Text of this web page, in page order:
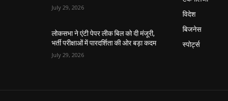
July 29, 2026
लोकसभा ने एंटी पेपर लीक बिल को दी मंजूरी,
भर्ती परीक्षाओं में पारदर्शिता की ओर बड़ा कदम
July 29, 2026
विदेश
बिजनेस
स्पोर्ट्स